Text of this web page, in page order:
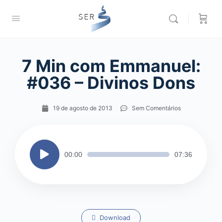
7 Min com Emmanuel:
#036 – Divinos Dons
19 de agosto de 2013 Sem Comentários
Tocador
de
áudio
00:00 07:36
Download